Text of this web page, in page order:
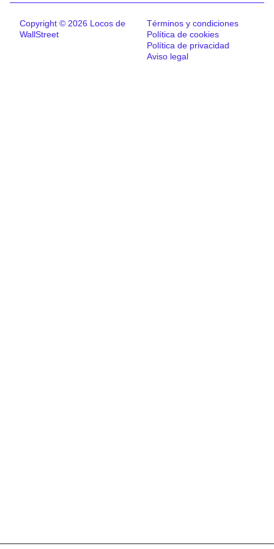
Copyright © 2026 Locos de
WallStreet
Términos y condiciones
Política de cookies
Política de privacidad
Aviso legal